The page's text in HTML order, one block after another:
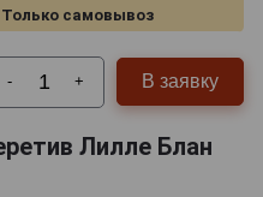
Только самовывоз
- + В заявку
Лилле Блан